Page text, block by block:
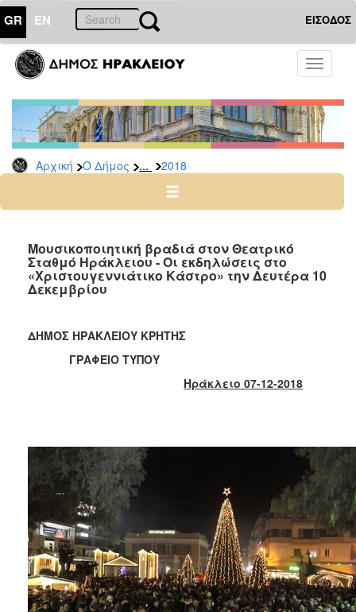
GR EN ΕΙΣΟΔΟΣ
Toggle
Αρχική Ο Δήμος ... 2018
ΔΗΜΟΣ
Δελτία
Τύπου
Αρχείο
2026
2024
2022
2021
2019
2018
2013
2012
2011
2010
2006
Μουσικοποιητική βραδιά στον Θεατρικό
Σταθμό Ηράκλειου - Οι εκδηλώσεις στο
«Χριστουγεννιάτικο Κάστρο» την Δευτέρα 10
Δεκεμβρίου
ΔΗΜΟΣ ΗΡΑΚΛΕΙΟΥ ΚΡΗΤΗΣ
ΓΡΑΦΕΙΟ ΤΥΠΟΥ
Ηράκλειο 07-12-2018